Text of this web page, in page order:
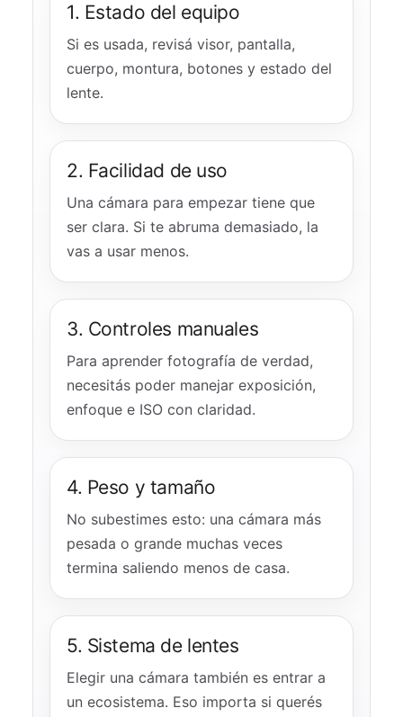
1. Estado del equipo
Si es usada, revisá visor, pantalla,
cuerpo, montura, botones y estado del
lente.
2. Facilidad de uso
Una cámara para empezar tiene que
ser clara. Si te abruma demasiado, la
vas a usar menos.
3. Controles manuales
Para aprender fotografía de verdad,
necesitás poder manejar exposición,
enfoque e ISO con claridad.
4. Peso y tamaño
No subestimes esto: una cámara más
pesada o grande muchas veces
termina saliendo menos de casa.
5. Sistema de lentes
Elegir una cámara también es entrar a
un ecosistema. Eso importa si querés